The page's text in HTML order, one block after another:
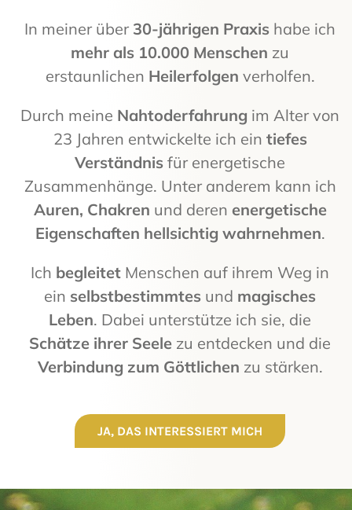
In meiner über 30-jährigen Praxis habe ich
mehr als 10.000 Menschen zu
erstaunlichen Heilerfolgen verholfen.
Durch meine Nahtoderfahrung im Alter von
23 Jahren entwickelte ich ein tiefes
Verständnis für energetische
Zusammenhänge. Unter anderem kann ich
Auren, Chakren und deren energetische
Eigenschaften hellsichtig wahrnehmen.
Ich begleitet Menschen auf ihrem Weg in
ein selbstbestimmtes und magisches
Leben. Dabei unterstütze ich sie, die
Schätze ihrer Seele zu entdecken und die
Verbindung zum Göttlichen zu stärken.
JA, DAS INTERESSIERT MICH